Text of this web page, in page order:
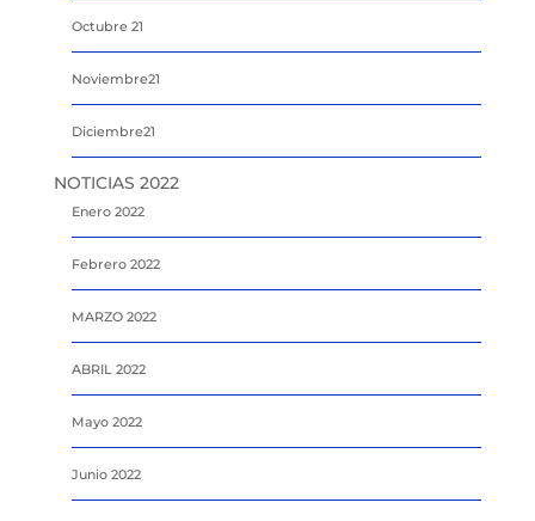
Octubre 21
Noviembre21
Diciembre21
NOTICIAS 2022
Enero 2022
Febrero 2022
MARZO 2022
ABRIL 2022
Mayo 2022
Junio 2022